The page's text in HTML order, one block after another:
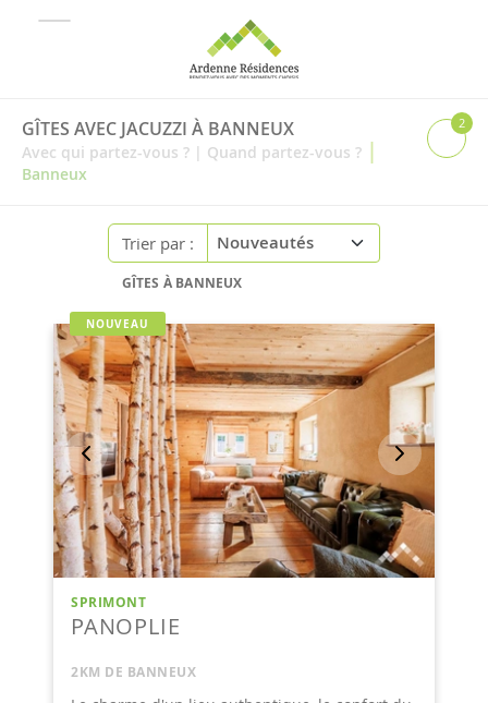
GÎTES AVEC JACUZZI À BANNEUX
Avec qui partez-vous ? | Quand partez-vous ? |
Banneux
2
Trier par :
GÎTES À BANNEUX